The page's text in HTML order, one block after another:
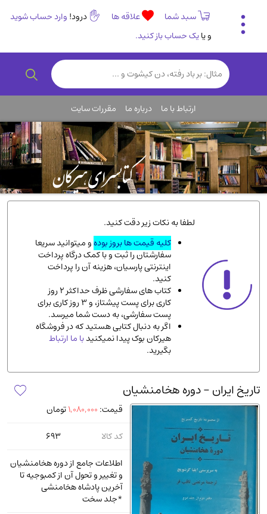
سبد شما علاقه ها درود! وارد حساب شوید
و یایک حساب باز کنید.
تاریخی و فرهنگی
(838)
رمان و داستان ایرانی(307)
روانشناسی(357)
انگلیسی و زبان خارجی(14)
کودکان و نوجوانان(76)
کتب نادر و کمیاب(19)
روانشناسی(112)
طب گیاهی و سنتی(45)
فلسفه و جامعه شناسی(151)
ادبیات و شعر
ادیان و مذاهب
دانشگاهی و آموزشی
اقتصادی، بازاریابی و مالی(56)
پزشکی(140)
کامپیوتر و نرم افزار(13)
ورزشی و تربیت بدنی
آشپزی و خوراکی(25)
سرگرمی و بازی(7)
سیاسی
رمان و داستان خارجی
حقوقی و قانون
ارتباط با ما درباره ما مقررات سایت
لطفا به نکات زیر دقت کنید.
کلیه قیمت ها بروز بودهو میتوانید سریعا
سفارشتان را ثبت و با کمک درگاه پرداخت
اینترنتی پارسیان، هزینه آن را پرداخت
کنید.
کتاب های سفارشی ظرف حداکثر 2 روز
کاری برای پست پیشتاز، و 3 روز کاری برای
پست سفارشی، به دست شما میرسد.
اگر به دنبال کتابی هستید که در فروشگاه
هیرکان بوک پیدا نمیکنیدبا ما ارتباط
بگیرید.
تاریخ ایران - دوره هخامنشیان
قیمت: 1,080,000تومان
کد کالا
693
اطلاعات جامع از دوره هخامنشیان
و تغییر و تحول آن از کمبوجیه تا
آخرین پادشاه هخامنشی
*جلد سخت